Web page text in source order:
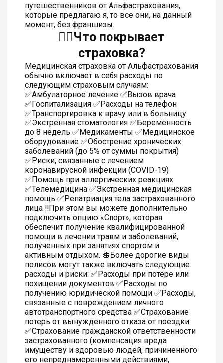
путешественников от Альфастрахования,
которые предлагаю я, то все они, на данный
момент, без франшизы.
👆🏻Что покрывает
страховка?
Медицинская страховка от Альфастрахования
обычно включает в себя расходы по
следующим страховым случаям:
✅Амбулаторное лечение ✅Вызов врача
✅Госпитализация ✅Расходы на телефон
✅Транспортировка к врачу или в больницу
✅Экстренная стоматология ✅Беременность
до 8 недель ✅Медикаменты ✅Медицинское
оборудование ✅Обострение хронических
заболеваний (до 5% от суммы покрытия)
✅Риски, связанные с лечением
коронавирусной инфекции (COVID-19)
✅Помощь при аллергических реакциях
✅Телемедицина ✅Экстренная медицинская
помощь ✅Репатриация тела застрахованного
лица ‼️При этом вы можете дополнительно
подключить опцию «Спорт», которая
обеспечит получение квалифицированной
помощи в лечении травм и заболеваний,
полученных при занятиях спортом и
активным отдыхом. 💲Более дорогие виды
полисов могут также включать следующие
расходы и риски: ✅Расходы при потере или
похищении документов ✅Расходы по
получению юридической помощи ✅Расходы,
связанные с повреждением личного
автотранспортного средства ✅Страхование
потерь от вынужденного отказа от поездки
✅Страхование гражданской ответственности
застрахованного (компенсация вреда
имуществу и здоровью людей, причиненного
его непреднамеренными действиями,